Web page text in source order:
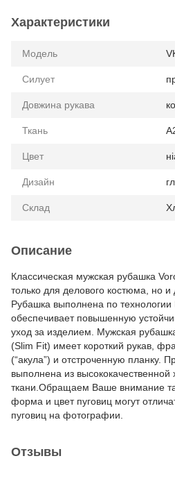
Характеристики
Модель
Силует
Довжина рукава
Ткань
Цвет
Дизайн
Склад
Описание
Классическая мужская рубашка
только для делового костюма, но и
Рубашка выполнена по технологии
обеспечивает повышенную
уход за изделием. Мужская
(Slim Fit) имеет короткий рукав,
(“акула”) и отстроченную планку.
выполнена из высококачественной
ткани.Обращаем Ваше внимание
форма и цвет пуговиц могут
пуговиц на фотографии.
Отзывы